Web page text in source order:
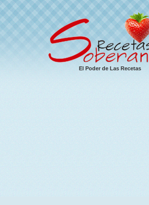
El Poder de Las Recetas